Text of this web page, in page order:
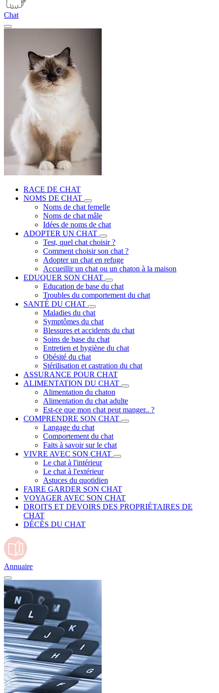
Chat
RACE DE CHAT
NOMS DE CHAT
Noms de chat femelle
Noms de chat mâle
Idées de noms de chat
ADOPTER UN CHAT
Test, quel chat choisir ?
Comment choisir son chat ?
Adopter un chat en refuge
Accueillir un chat ou un chaton à la maison
EDUQUER SON CHAT
Education de base du chat
Troubles du comportement du chat
SANTÉ DU CHAT
Maladies du chat
Symptômes du chat
Blessures et accidents du chat
Soins de base du chat
Entretien et hygiène du chat
Obésité du chat
Stérilisation et castration du chat
ASSURANCE POUR CHAT
ALIMENTATION DU CHAT
Alimentation du chaton
Alimentation du chat adulte
Est-ce que mon chat peut manger.. ?
COMPRENDRE SON CHAT
Langage du chat
Comportement du chat
Faits à savoir sur le chat
VIVRE AVEC SON CHAT
Le chat à l'intérieur
Le chat à l'extérieur
Astuces du quotidien
FAIRE GARDER SON CHAT
VOYAGER AVEC SON CHAT
DROITS ET DEVOIRS DES PROPRIÉTAIRES DE
CHAT
DÉCÈS DU CHAT
Annuaire